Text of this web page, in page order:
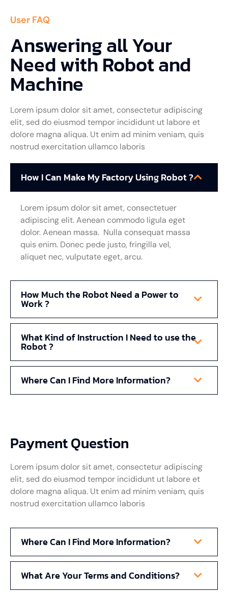
User FAQ
Answering all Your
Need with Robot and
Machine
Lorem ipsum dolor sit amet, consectetur adipiscing
elit, sed do eiusmod tempor incididunt ut labore et
dolore magna aliqua. Ut enim ad minim veniam, quis
nostrud exercitation ullamco laboris
How I Can Make My Factory Using Robot ?
Lorem ipsum dolor sit amet, consectetuer
adipiscing elit. Aenean commodo ligula eget
dolor. Aenean massa. Nulla consequat massa
quis enim. Donec pede justo, fringilla vel,
aliquet nec, vulputate eget, arcu.
How Much the Robot Need a Power to
Work ?
What Kind of Instruction I Need to use the
Robot ?
Where Can I Find More Information?
Payment Question
Lorem ipsum dolor sit amet, consectetur adipiscing
elit, sed do eiusmod tempor incididunt ut labore et
dolore magna aliqua. Ut enim ad minim veniam, quis
nostrud exercitation ullamco laboris
Where Can I Find More Information?
What Are Your Terms and Conditions?